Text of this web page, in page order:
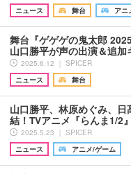
ニュース
舞台 アニ
舞台『ゲゲゲの鬼太郎
山口勝平が声の出演＆追
2025.6.12 ｜ SPICER
ニュース
舞台
山口勝平、林原めぐみ、
結！TVアニメ『らんま1/2
2025.5.23 ｜ SPICER
ニュース
アニメ/ゲーム